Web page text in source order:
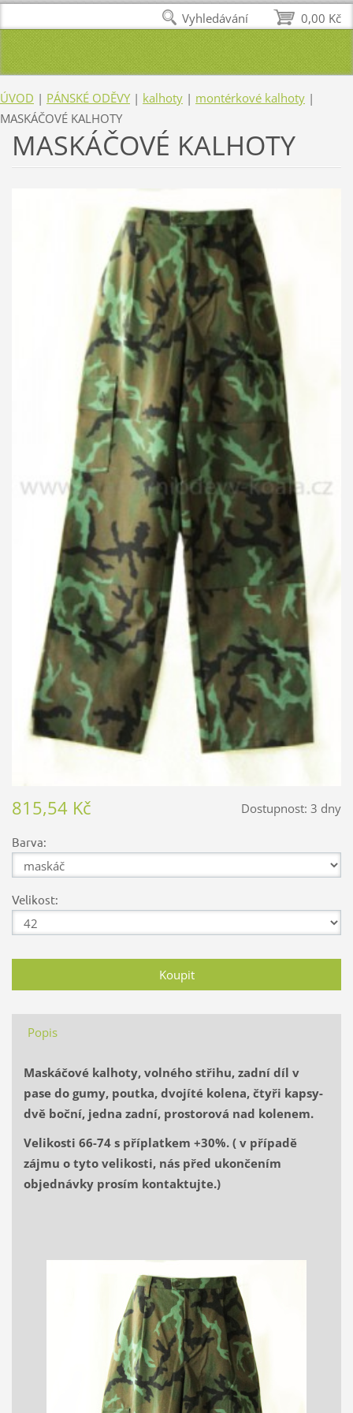
ÚVOD | PÁNSKÉ ODĚVY| kalhoty | montérkové kalhoty |
MASKÁČOVÉ KALHOTY
MASKÁČOVÉ KALHOTY
Dostupnost: 3 dny
815,54 Kč
Barva:
Velikost:
Popis
Maskáčové kalhoty, volného střihu, zadní díl v
pase do gumy, poutka, dvojíté kolena, čtyři kapsy-
dvě boční, jedna zadní, prostorová nad kolenem.
Velikosti 66-74 s příplatkem +30%. ( v případě
zájmu o tyto velikosti, nás před ukončením
objednávky prosím kontaktujte.)
0,00 Kč
Vyhledávání